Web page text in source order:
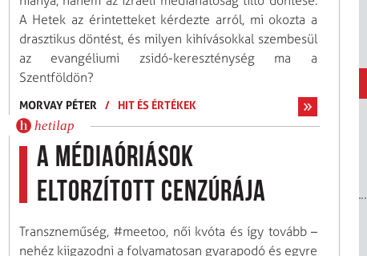
A Hetek az érintetteket kérdezte arról, mi okozta a
drasztikus döntést, és milyen kihívásokkal szembesül
az evangéliumi zsidó-kereszténység ma a
Szentföldön?
MORVAY PÉTER / HIT ÉS ÉRTÉKEK
hetilap
A médiaóriások
eltorzított cenzúrája
Transzneműség, #meetoo, női kvóta és így tovább –
nehéz kiigazodni a folyamatosan gyarapodó és egyre